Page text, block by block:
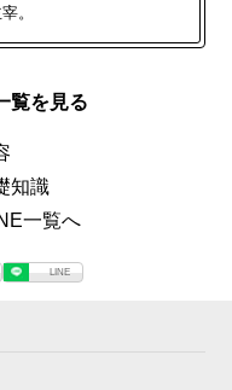
。
覧を見る
知識
一覧へ
LINE